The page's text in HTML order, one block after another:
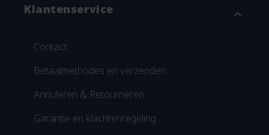
Klantenservice expand_more
Contact
Betaalmethodes en verzenden
Annuleren & Retourneren
Garantie en klachtenregeling